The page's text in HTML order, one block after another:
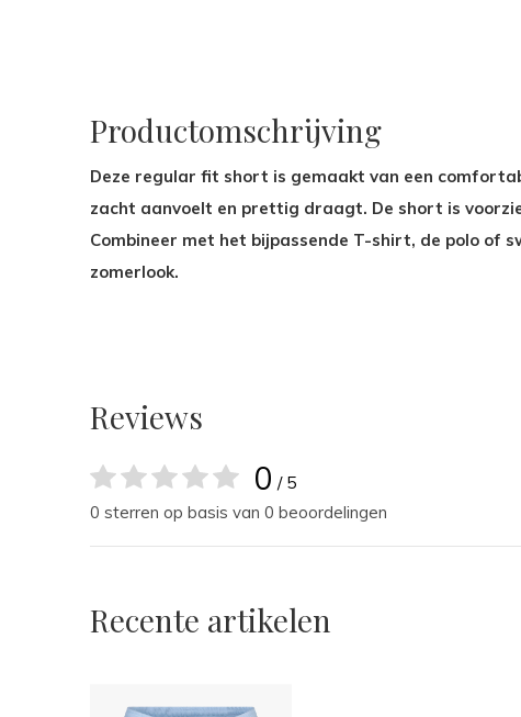
Productomschrijving
Deze regular fit short is gemaakt van een
zacht aanvoelt en prettig draagt. De short is
Combineer met het bijpassende T-shirt, de polo of
zomerlook.
Reviews
0 / 5
0 sterren op basis van 0 beoordelingen
Recente artikelen